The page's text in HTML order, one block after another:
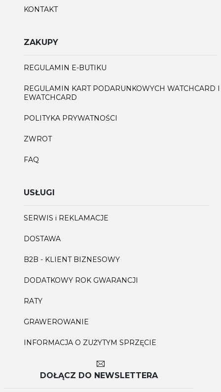
KONTAKT
ZAKUPY
REGULAMIN E-BUTIKU
REGULAMIN KART PODARUNKOWYCH WATCHCARD I
EWATCHCARD
POLITYKA PRYWATNOŚCI
ZWROT
FAQ
USŁUGI
SERWIS i REKLAMACJE
DOSTAWA
B2B - KLIENT BIZNESOWY
DODATKOWY ROK GWARANCJI
RATY
GRAWEROWANIE
INFORMACJA O ZUŻYTYM SPRZĘCIE
DOŁĄCZ DO NEWSLETTERA